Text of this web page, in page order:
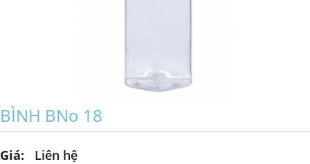
BÌNH BNo 18
Giá: Liên hệ